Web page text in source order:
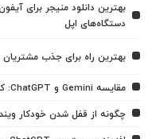
بهترین دانلود منیجر برای
دستگاه‌های اپل
بهترین راه برای جذب مشتریان
مقایسه Gemini و ChatGPT: کدام یک بهتر است؟
چگونه از قفل شدن خودکار ویندوز 11 یا ویندوز 10 جلوگیری